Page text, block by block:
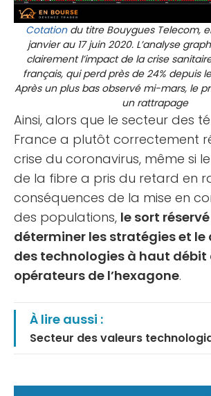
Cotationdu titre Bouygues Telecom,
janvier au 17 juin 2020. L’analyse
clairement l’impact de la crise
français, qui perd près de 24% depuis
Après un plus bas observé mi-mars, le
un rattrapage
Ainsi, alors que le secteur des
France a plutôt correctement
crise du coronavirus, même si
de la fibre a pris du retard en
conséquences de la mise en
des populations, le sort
déterminer les stratégies et
des technologies à haut débit
opérateurs de l’hexagone.
À lire aussi :
Secteur des valeurs